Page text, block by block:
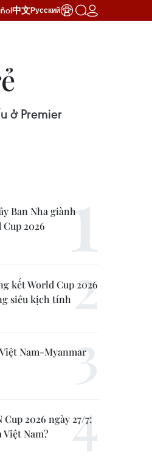
中文Русский
ở Premier
Ban Nha giành
2026
kết World Cup 2026
siêu kịch tính
Nam-Myanmar
2026 ngày 27/7:
Việt Nam?